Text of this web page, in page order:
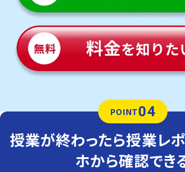
POINT04
授業が終わったら授業レ
ホから確認でき